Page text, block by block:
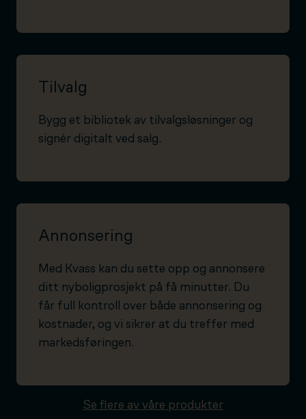
Tilvalg
Bygg et bibliotek av tilvalgsløsninger og
signér digitalt ved salg.
Annonsering
Med Kvass kan du sette opp og annonsere
ditt nyboligprosjekt på få minutter. Du
får full kontroll over både annonsering og
kostnader, og vi sikrer at du treffer med
markedsføringen.
Se flere av våre produkter